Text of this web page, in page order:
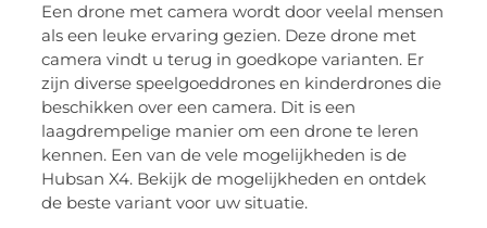
Een drone met camera wordt door veelal mensen
als een leuke ervaring gezien. Deze drone met
camera vindt u terug in goedkope varianten. Er
zijn diverse speelgoeddrones en kinderdrones die
beschikken over een camera. Dit is een
laagdrempelige manier om een drone te leren
kennen. Een van de vele mogelijkheden is de
Hubsan X4. Bekijk de mogelijkheden en ontdek
de beste variant voor uw situatie.